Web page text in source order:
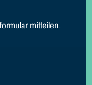
mitteilen.